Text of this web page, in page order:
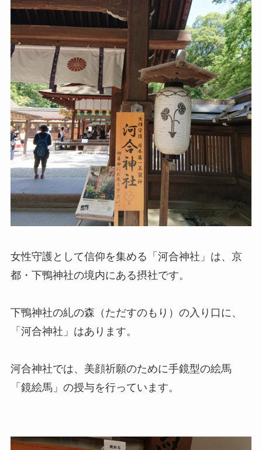
女性守護として信仰を集める「河合神社」は、京
都・下鴨神社の境内にある摂社です。
下鴨神社の糺の森（ただすのもり）の入り口に、
「河合神社」はあります。
河合神社では、美顔祈願のために手鏡型の絵馬
「鏡絵馬」の授与を行っています。